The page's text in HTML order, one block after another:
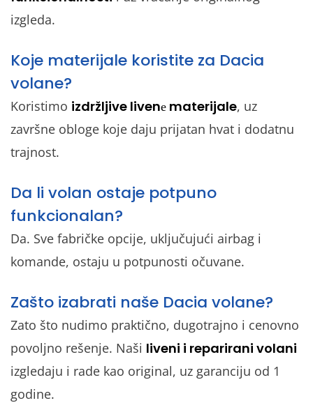
izgleda.
Koje materijale koristite za Dacia
volane?
Koristimo izdržljive livenе materijale, uz
završne obloge koje daju prijatan hvat i dodatnu
trajnost.
Da li volan ostaje potpuno
funkcionalan?
Da. Sve fabričke opcije, uključujući airbag i
komande, ostaju u potpunosti očuvane.
Zašto izabrati naše Dacia volane?
Zato što nudimo praktično, dugotrajno i cenovno
povoljno rešenje. Naši liveni i reparirani volani
izgledaju i rade kao original, uz garanciju od 1
godine.